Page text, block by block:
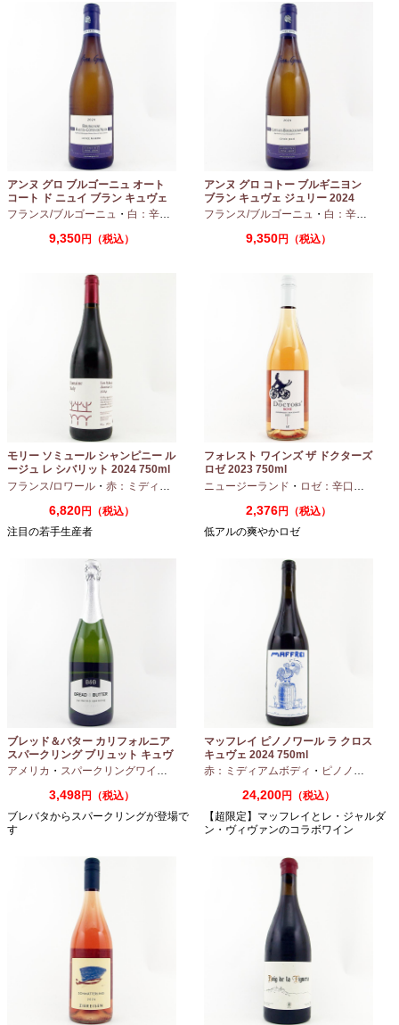
アンヌ グロ ブルゴーニュ オート
コート ド ニュイ ブラン キュヴェ
マリーヌ 2024 750ml
フランス/ブルゴーニュ ・ 白：辛口 シャルドネ
9,350円（税込）
アンヌ グロ コトー ブルギニヨン
ブラン キュヴェ ジュリー 2024
フランス/ブルゴーニュ ・ 白：辛口
9,350円（税込）
モリー ソミュール シャンピニー ル
ージュ レ シバリット 2024 750ml
フランス/ロワール ・ 赤：ミディアムボディ ・カベルネフラン
6,820円（税込）
注目の若手生産者
フォレスト ワインズ ザ ドクターズ
ロゼ 2023 750ml
ニュージーランド ・ ロゼ：辛口 ・
2,376円（税込）
低アルの爽やかロゼ
ブレッド＆バター カリフォルニア
スパークリング ブリュット キュヴ
ェ NV 750ml
アメリカ ・ スパークリングワイン シャルドネ
3,498円（税込）
ブレバタからスパークリングが登場で
す
マッフレイ ピノノワール ラ クロス
キュヴェ 2024 750ml
赤：ミディアムボディ ・ ピノノワール
24,200円（税込）
【超限定】マッフレイとレ・ジャルダ
ン・ヴィヴァンのコラボワイン